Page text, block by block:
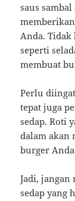
saus
Anda. Tidak
seperti
membuat
Perlu
tepat juga
sedap. Roti
dalam akan
burger
Jadi,
sedap yang